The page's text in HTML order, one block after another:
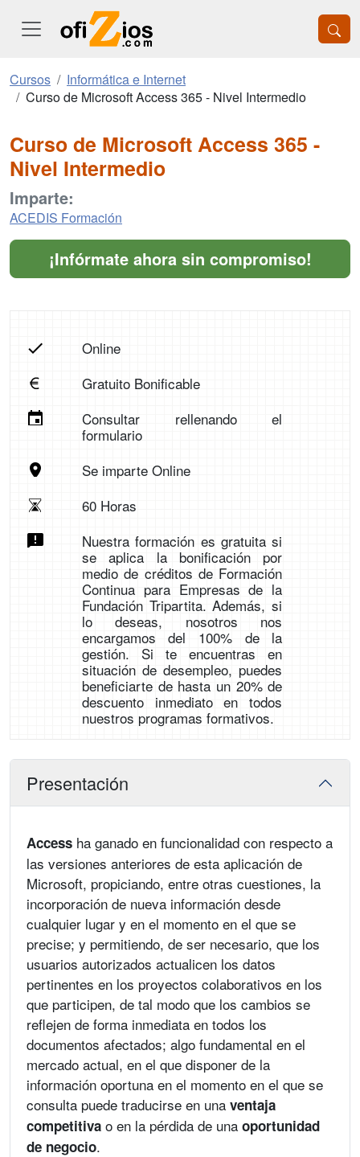
Cursos
Informática e Internet
Curso de Microsoft Access 365 - Nivel Intermedio
Curso de Microsoft Access 365 -
Nivel Intermedio
Imparte:
ACEDIS Formación
¡Infórmate ahora sin compromiso!
Online
Gratuito Bonificable
Consultar rellenando el
formulario
Se imparte Online
60 Horas
Nuestra formación es gratuita si
se aplica la bonificación por
medio de créditos de Formación
Continua para Empresas de la
Fundación Tripartita. Además, si
lo deseas, nosotros nos
encargamos del 100% de la
gestión. Si te encuentras en
situación de desempleo, puedes
beneficiarte de hasta un 20% de
descuento inmediato en todos
nuestros programas formativos.
Presentación
Access ha ganado en funcionalidad con respecto a
las versiones anteriores de esta aplicación de
Microsoft, propiciando, entre otras cuestiones, la
incorporación de nueva información desde
cualquier lugar y en el momento en el que se
precise; y permitiendo, de ser necesario, que los
usuarios autorizados actualicen los datos
pertinentes en los proyectos colaborativos en los
que participen, de tal modo que los cambios se
reflejen de forma inmediata en todos los
documentos afectados; algo fundamental en el
mercado actual, en el que disponer de la
información oportuna en el momento en el que se
consulta puede traducirse en una ventaja
competitiva o en la pérdida de una oportunidad
de negocio.